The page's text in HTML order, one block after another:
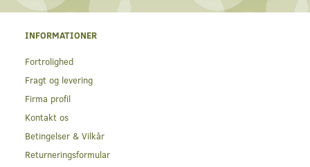
INFORMATIONER
Fortrolighed
Fragt og levering
Firma profil
Kontakt os
Betingelser & Vilkår
Returneringsformular